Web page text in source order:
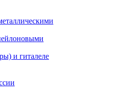
и гиталеле